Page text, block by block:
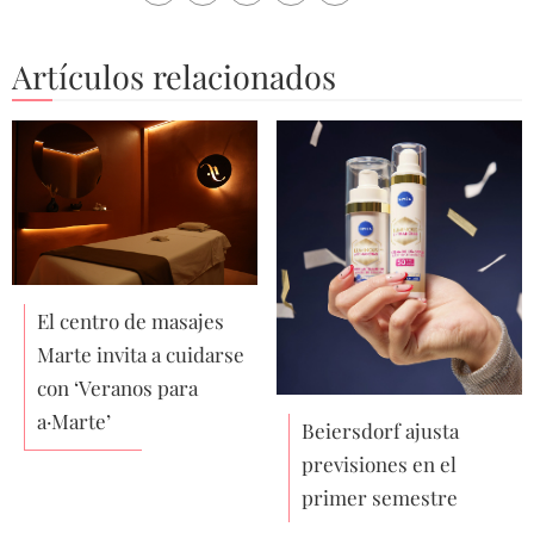
Artículos relacionados
El centro de masajes
Marte invita a cuidarse
con ‘Veranos para
a·Marte’
Beiersdorf ajusta
previsiones en el
primer semestre